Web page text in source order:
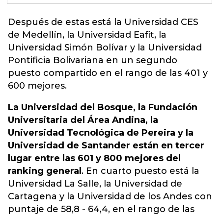
Después de estas está la Universidad CES
de Medellín, la Universidad Eafit, la
Universidad Simón Bolívar y la Universidad
Pontificia Bolivariana en un segundo
puesto compartido en el rango de las 401 y
600 mejores.
La Universidad del Bosque, la Fundación
Universitaria del Área Andina, la
Universidad Tecnológica de Pereira y la
Universidad de Santander están en tercer
lugar entre las 601 y 800 mejores del
ranking general . En cuarto puesto está la
Universidad La Salle, la Universidad de
Cartagena y la Universidad de los Andes con
puntaje de 58,8 - 64,4, en el rango de las